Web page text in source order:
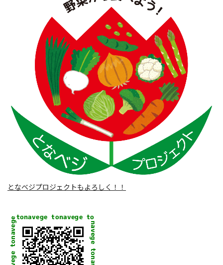
となベジプロジェクトもよろしく！！